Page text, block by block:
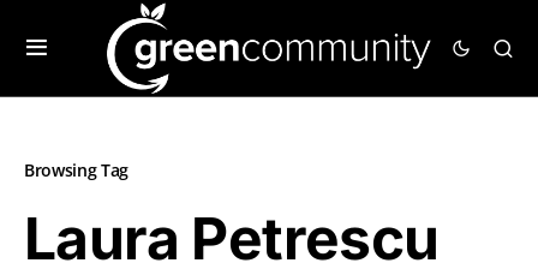
Browsing Tag
Laura Petrescu